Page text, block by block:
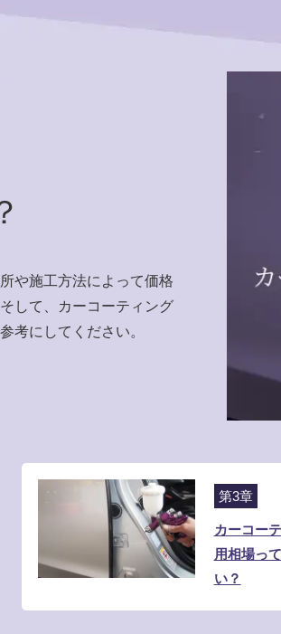
や施工方法によって価格
して、カーコーティング
考にしてください。
第3章
カーコー
用相場っ
い？